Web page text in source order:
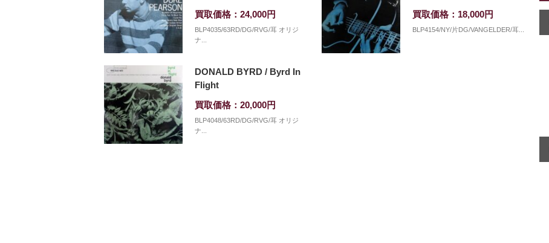
買取価格：24,000円
BLP4035/63RD/DG/RVG/耳 オリジ
ナ...
買取価格：18,000円
BLP4154/NY/片DG/VANGELDER/耳...
DONALD BYRD / Byrd In
Flight
買取価格：20,000円
BLP4048/63RD/DG/RVG/耳 オリジ
ナ...